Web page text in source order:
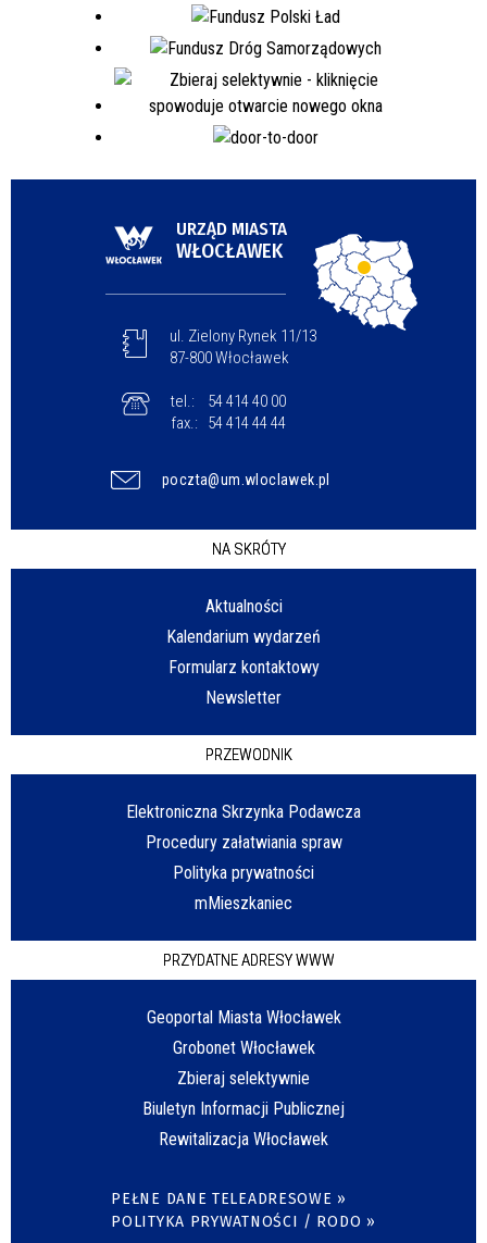
URZĄD MIASTA
WŁOCŁAWEK
ul. Zielony Rynek 11/13
87-800 Włocławek
tel.:
54 414 40 00
fax.:
54 414 44 44
poczta@um.wloclawek.pl
NA SKRÓTY
Aktualności
Kalendarium wydarzeń
Formularz kontaktowy
Newsletter
PRZEWODNIK
Elektroniczna Skrzynka Podawcza
Procedury załatwiania spraw
Polityka prywatności
mMieszkaniec
PRZYDATNE ADRESY WWW
Geoportal Miasta Włocławek
Grobonet Włocławek
Zbieraj selektywnie
Biuletyn Informacji Publicznej
Rewitalizacja Włocławek
PEŁNE DANE TELEADRESOWE »
POLITYKA PRYWATNOŚCI / RODO »